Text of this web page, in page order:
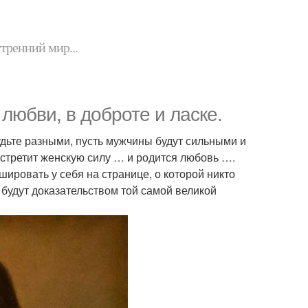
мир...
в доброте и ласке.
разными, пусть мужчины будут сильными и
женскую силу … и родится любовь ….
у себя на странице, о которой никто
доказательством той самой великой